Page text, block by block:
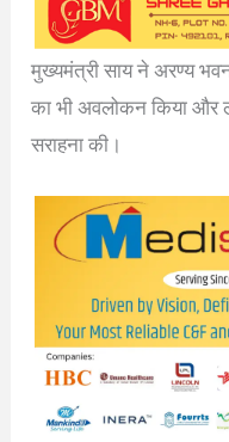
मुख्यमंत्री साय ने अरण्य
का भी अवलोकन किया और
सराहना की।